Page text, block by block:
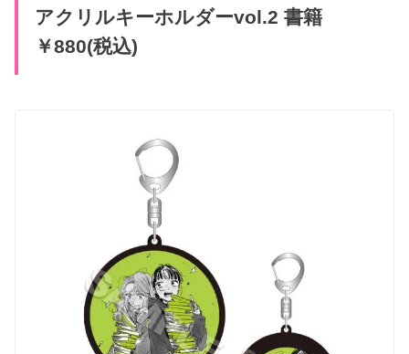
アクリルキーホルダーvol.2 書籍
￥880(税込)